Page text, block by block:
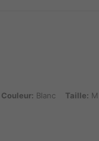
Blanc, Taille: M
Couleur: Blanc Taille: M